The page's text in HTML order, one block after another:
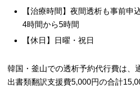
【治療時間】夜間透析も事前
4時間から5時間
【休日】日曜・祝日
韓国・釜山での透析予約代行費は、
出書類翻訳支援費5,000円の合計